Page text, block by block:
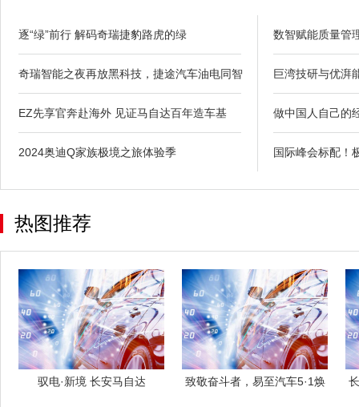
逐“绿”前行 解码奇瑞捷豹路虎的绿
奇瑞智能之夜再放黑科技，捷途汽车油电同智
EZ先享官奔赴海外 见证马自达百年造车基
2024奥迪Q家族极境之旅体验季
数智赋能质量管
巨湾技研与优湃
做中国人自己的
国际峰会标配！
热图推荐
驭电·新境 长安马自达
致敬奋斗者，易至汽车5·1焕